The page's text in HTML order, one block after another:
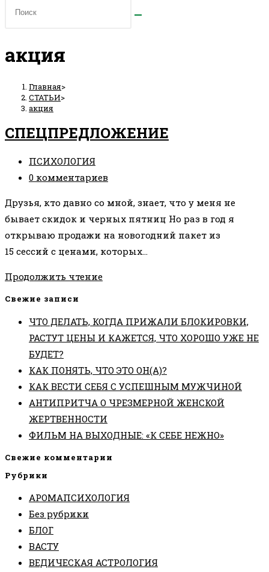
акция
Главная>
СТАТЬИ>
акция
СПЕЦПРЕДЛОЖЕНИЕ
Рубрика
записи:
ПСИХОЛОГИЯ
Комментарии
записи:
0 комментариев
Друзья, кто давно со мной, знает, что у меня не
бывает скидок и черных пятниц Но раз в год я
открываю продажи на новогодний пакет из
15 сессий с ценами, которых…
Продолжить чтениеСПЕЦПРЕДЛОЖЕНИЕ
Свежие записи
ЧТО ДЕЛАТЬ, КОГДА ПРИЖАЛИ БЛОКИРОВКИ,
РАСТУТ ЦЕНЫ И КАЖЕТСЯ, ЧТО ХОРОШО УЖЕ НЕ
БУДЕТ?
КАК ПОНЯТЬ, ЧТО ЭТО ОН(А)?
КАК ВЕСТИ СЕБЯ С УСПЕШНЫМ МУЖЧИНОЙ
АНТИПРИТЧА О ЧРЕЗМЕРНОЙ ЖЕНСКОЙ
ЖЕРТВЕННОСТИ
ФИЛЬМ НА ВЫХОДНЫЕ: «К СЕБЕ НЕЖНО»
Свежие комментарии
Рубрики
АРОМАПСИХОЛОГИЯ
Без рубрики
БЛОГ
ВАСТУ
ВЕДИЧЕСКАЯ АСТРОЛОГИЯ